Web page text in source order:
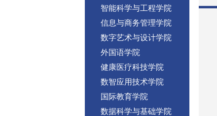
智能科学与工程学院
信息与商务管理学院
数字艺术与设计学院
外国语学院
健康医疗科技学院
数智应用技术学院
国际教育学院
数据科学与基础学院